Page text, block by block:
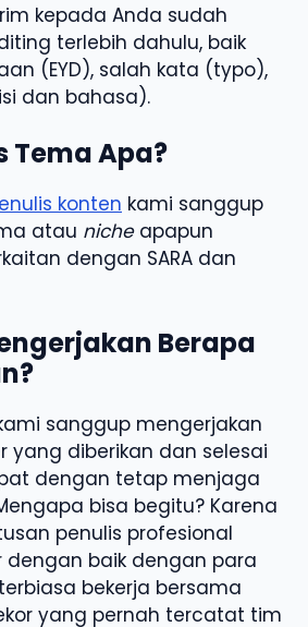
kepada Anda sudah
terlebih dahulu, baik
(EYD), salah kata (typo),
dan bahasa).
Tema Apa?
konten kami sanggup
atau nicheapapun
dengan SARA dan
Berapa
sanggup mengerjakan
yang diberikan dan selesai
dengan tetap menjaga
bisa begitu? Karena
penulis profesional
dengan baik dengan para
bekerja bersama
yang pernah tercatat tim